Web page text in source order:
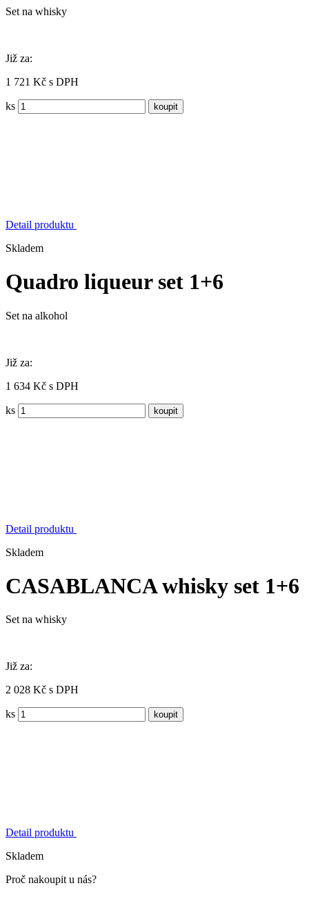
Set na whisky
Již za:
1 721 Kč s DPH
ks
Detail produktu
Skladem
Quadro liqueur set 1+6
Set na alkohol
Již za:
1 634 Kč s DPH
ks
Detail produktu
Skladem
CASABLANCA whisky set 1+6
Set na whisky
Již za:
2 028 Kč s DPH
ks
Detail produktu
Skladem
Proč nakoupit u nás?